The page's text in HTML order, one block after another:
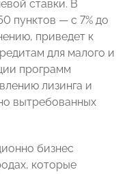
ставки. В
пунктов — с 7% до
приведет к
для малого и
программ
лизинга и
вытребованных
бизнес
которые